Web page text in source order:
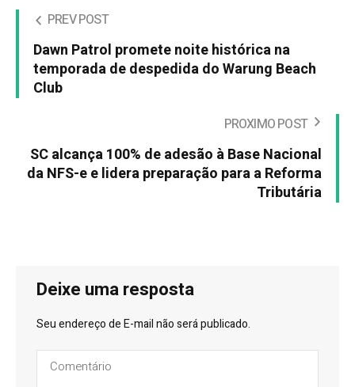
PREV POST
Dawn Patrol promete noite histórica na
temporada de despedida do Warung Beach
Club
PROXIMO POST
SC alcança 100% de adesão à Base Nacional
da NFS-e e lidera preparação para a Reforma
Tributária
Deixe uma resposta
Seu endereço de E-mail não será publicado.